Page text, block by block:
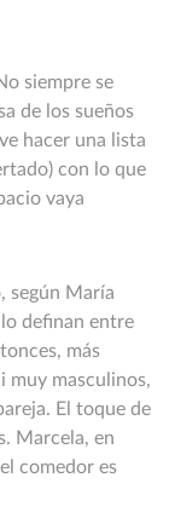
siempre se
de los sueños
hacer una lista
con lo que
vaya
según María
definan entre
más
muy masculinos,
El toque de
Marcela, en
comedor es